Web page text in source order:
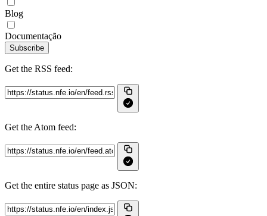
Blog
Documentação
Subscribe
Get the RSS feed:
Get the Atom feed:
Get the entire status page as JSON: